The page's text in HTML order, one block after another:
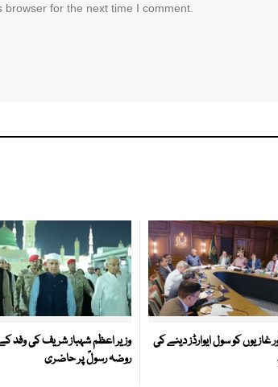
for the next time I comment.
غازیوں کو سول ایوارڈز دینے کی
وزیر اعظم شہباز شریف کی وفد
روضہ رسولؐ پر حاضری